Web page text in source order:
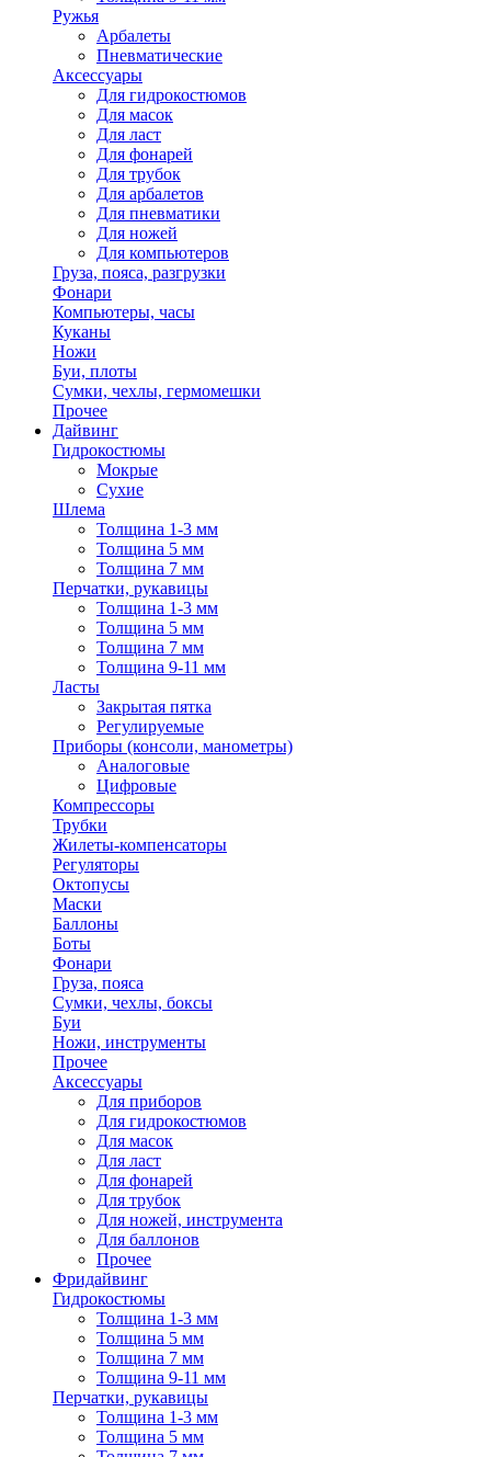
Ружья
Арбалеты
Пневматические
Аксессуары
Для гидрокостюмов
Для масок
Для ласт
Для фонарей
Для трубок
Для арбалетов
Для пневматики
Для ножей
Для компьютеров
Груза, пояса, разгрузки
Фонари
Компьютеры, часы
Куканы
Ножи
Буи, плоты
Сумки, чехлы, гермомешки
Прочее
Дайвинг
Гидрокостюмы
Мокрые
Сухие
Шлема
Толщина 1-3 мм
Толщина 5 мм
Толщина 7 мм
Перчатки, рукавицы
Толщина 1-3 мм
Толщина 5 мм
Толщина 7 мм
Толщина 9-11 мм
Ласты
Закрытая пятка
Регулируемые
Приборы (консоли, манометры)
Аналоговые
Цифровые
Компрессоры
Трубки
Жилеты-компенсаторы
Регуляторы
Октопусы
Маски
Баллоны
Боты
Фонари
Груза, пояса
Сумки, чехлы, боксы
Буи
Ножи, инструменты
Прочее
Аксессуары
Для приборов
Для гидрокостюмов
Для масок
Для ласт
Для фонарей
Для трубок
Для ножей, инструмента
Для баллонов
Прочее
Фридайвинг
Гидрокостюмы
Толщина 1-3 мм
Толщина 5 мм
Толщина 7 мм
Толщина 9-11 мм
Перчатки, рукавицы
Толщина 1-3 мм
Толщина 5 мм